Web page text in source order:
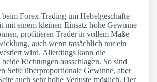
beim Forex-Trading um Hebelgeschäfte
mit einem kleinen Einsatz hohe Gewinne
profitieren Trader in vollem Maße
auch wenn tatsächlich nur ein
wird. Allerdings kann die
Richtungen ausschlagen. So sind
Seite überproportionale Gewinne, aber
auch sehr hohe Verluste möglich. Der